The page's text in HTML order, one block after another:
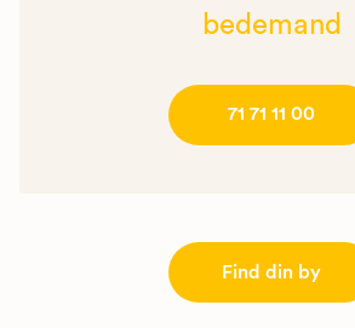
bedemand
71 71 11 00
Find din by